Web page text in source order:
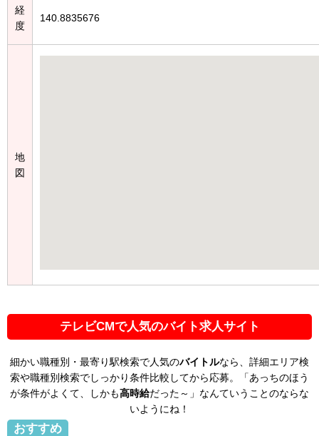
経
度
140.8835676
地
図
テレビCMで人気のバイト求人サイト
細かい職種別・最寄り駅検索で人気のバイトルなら、詳細エリア検
索や職種別検索でしっかり条件比較してから応募。「あっちのほう
が条件がよくて、しかも高時給だった～」なんていうことのならな
いようにね！
おすすめ